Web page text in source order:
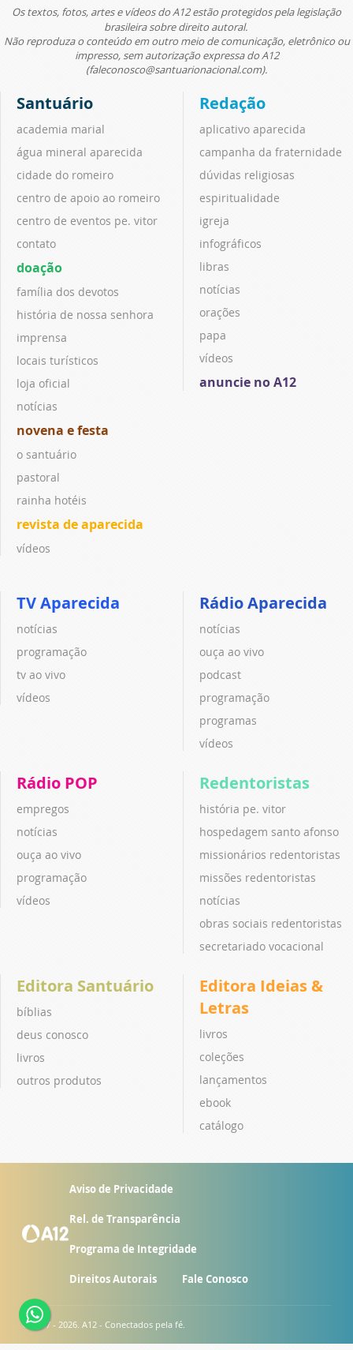
Os textos, fotos, artes e vídeos do A12 estão protegidos pela legislação
brasileira sobre direito autoral.
Não reproduza o conteúdo em outro meio de comunicação, eletrônico ou
impresso, sem autorização expressa do A12
(faleconosco@santuarionacional.com).
Santuário
academia marial
água mineral aparecida
cidade do romeiro
centro de apoio ao romeiro
centro de eventos pe. vitor
contato
doação
família dos devotos
história de nossa senhora
imprensa
locais turísticos
loja oficial
notícias
novena e festa
o santuário
pastoral
rainha hotéis
revista de aparecida
vídeos
Redação
aplicativo aparecida
campanha da fraternidade
dúvidas religiosas
espiritualidade
igreja
infográficos
libras
notícias
orações
papa
vídeos
anuncie no A12
TV Aparecida
notícias
programação
tv ao vivo
vídeos
Rádio Aparecida
notícias
ouça ao vivo
podcast
programação
programas
vídeos
Rádio POP
empregos
notícias
ouça ao vivo
programação
vídeos
Redentoristas
história pe. vitor
hospedagem santo afonso
missionários redentoristas
missões redentoristas
notícias
obras sociais redentoristas
secretariado vocacional
Editora Santuário
bíblias
deus conosco
livros
outros produtos
Editora Ideias &
Letras
livros
coleções
lançamentos
ebook
catálogo
Aviso de Privacidade
Rel. de Transparência
Programa de Integridade
Direitos Autorais Fale Conosco
© 2007 - 2026. A12 - Conectados pela fé.